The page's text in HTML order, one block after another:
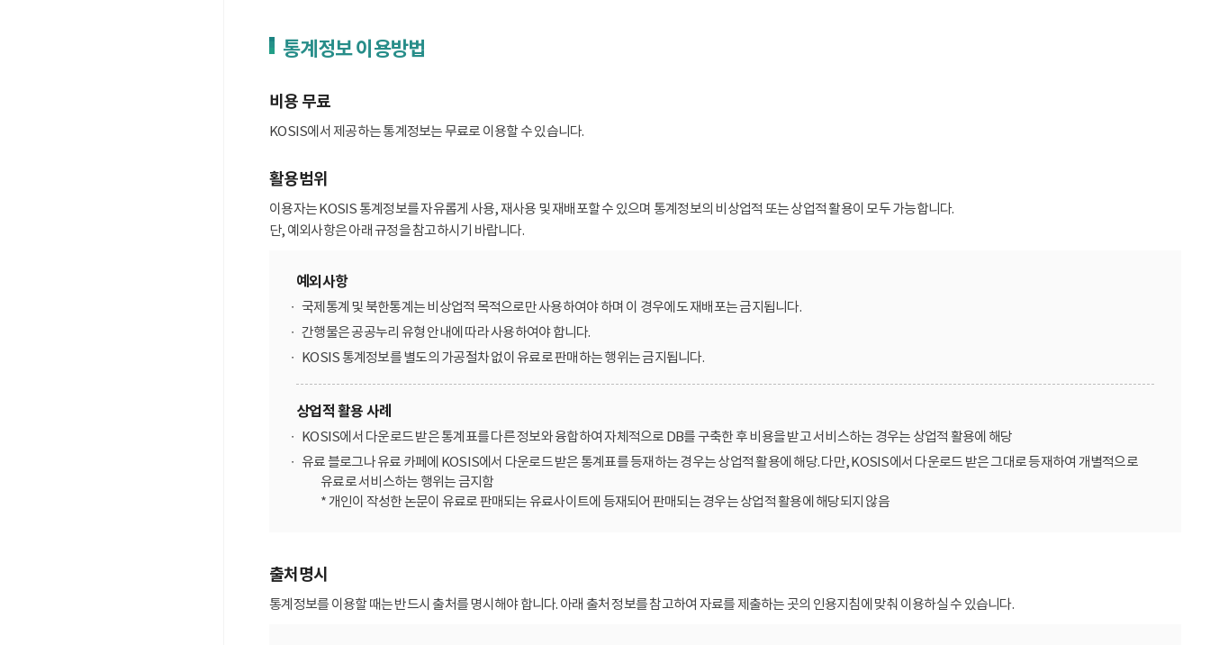
통계정보 이용방법
비용 무료
KOSIS에서 제공하는 통계정보는 무료로 이용할 수 있습니다.
활용범위
이용자는 KOSIS 통계정보를 자유롭게 사용, 재사용 및 재배포할 수 있으며 통계정보의 비상업적 또는 상업적 활용이 모두 가능합니다.
단, 예외사항은 아래 규정을 참고하시기 바랍니다.
예외사항
국제통계 및 북한통계는 비상업적 목적으로만 사용하여야 하며 이 경우에도 재배포는 금지됩니다.
간행물은 공공누리 유형 안내에 따라 사용하여야 합니다.
KOSIS 통계정보를 별도의 가공절차 없이 유료로 판매하는 행위는 금지됩니다.
상업적 활용 사례
KOSIS에서 다운로드 받은 통계표를 다른 정보와 융합하여 자체적으로 DB를 구축한 후 비용을 받고 서비스하는 경우는 상업적 활용에 해당
유료 블로그나 유료 카페에 KOSIS에서 다운로드 받은 통계표를 등재하는 경우는 상업적 활용에 해당. 다만, KOSIS에서 다운로드 받은 그대로 등재하여 개별적으로
유료로 서비스하는 행위는 금지함
* 개인이 작성한 논문이 유료로 판매되는 유료사이트에 등재되어 판매되는 경우는 상업적 활용에 해당되지 않음
출처명시
통계정보를 이용할 때는 반드시 출처를 명시해야 합니다. 아래 출처 정보를 참고하여 자료를 제출하는 곳의 인용지침에 맞춰 이용하실 수 있습니다.